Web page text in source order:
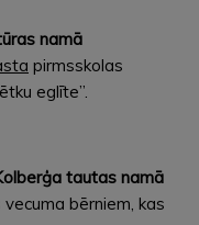
namā
pirmsskolas
eglīte”.
tautas namā
bērniem, kas